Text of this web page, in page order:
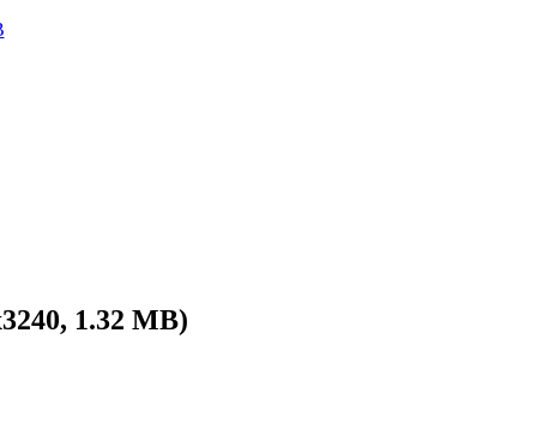
1.32 MB)